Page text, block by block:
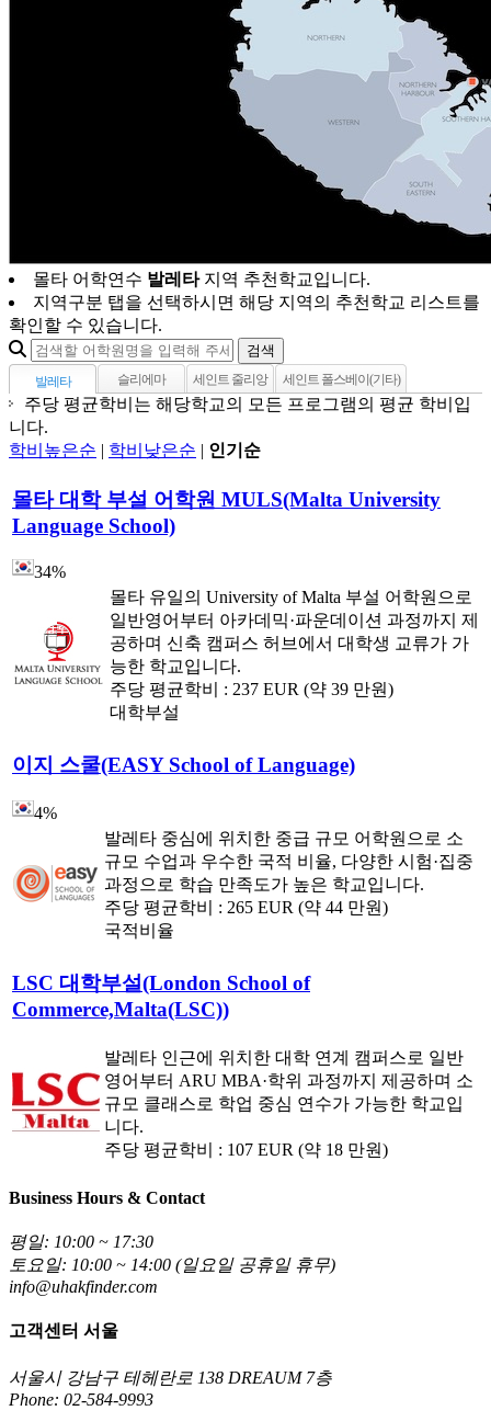
몰타 어학연수 발레타지역 추천학교입니다.
지역구분 탭을 선택하시면 해당 지역의 추천학교 리스트를
확인할 수 있습니다.
검색
발레타 슬리에마 세인트 줄리앙 세인트 폴스베이(기타)
주당 평균학비는 해당학교의 모든 프로그램의 평균 학비입
니다.
학비높은순 | 학비낮은순 | 인기순
몰타 대학 부설 어학원 MULS(Malta University
Language School)
34%
몰타 유일의 University of Malta 부설 어학원으로
일반영어부터 아카데믹·파운데이션 과정까지 제
공하며 신축 캠퍼스 허브에서 대학생 교류가 가
능한 학교입니다.
주당 평균학비 : 237 EUR (약 39 만원)
대학부설
이지 스쿨(EASY School of Language)
4%
발레타 중심에 위치한 중급 규모 어학원으로 소
규모 수업과 우수한 국적 비율, 다양한 시험·집중
과정으로 학습 만족도가 높은 학교입니다.
주당 평균학비 : 265 EUR (약 44 만원)
국적비율
LSC 대학부설(London School of
Commerce,Malta(LSC))
발레타 인근에 위치한 대학 연계 캠퍼스로 일반
영어부터 ARU MBA·학위 과정까지 제공하며 소
규모 클래스로 학업 중심 연수가 가능한 학교입
니다.
주당 평균학비 : 107 EUR (약 18 만원)
Business Hours & Contact
평일: 10:00 ~ 17:30
토요일: 10:00 ~ 14:00 (일요일 공휴일 휴무)
info@uhakfinder.com
고객센터 서울
서울시 강남구 테헤란로 138 DREAUM 7층
Phone: 02-584-9993